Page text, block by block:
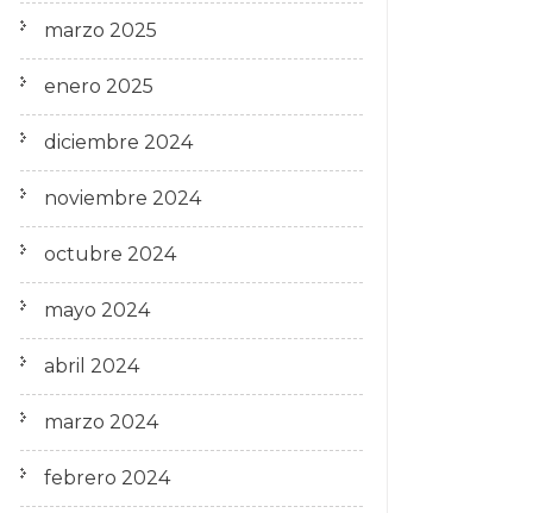
marzo 2025
enero 2025
diciembre 2024
noviembre 2024
octubre 2024
mayo 2024
abril 2024
marzo 2024
febrero 2024